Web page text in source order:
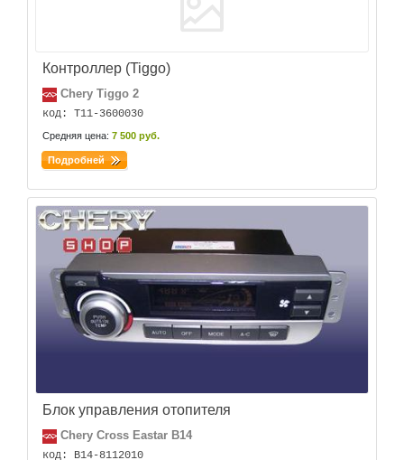
Контроллер (Tiggo)
Chery Tiggo 2
код: T11-3600030
Средняя цена: 7 500 руб.
Подробней
Блок управления отопителя
Chery Cross Eastar B14
код: B14-8112010